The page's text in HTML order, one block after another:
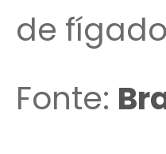
de
Fonte: